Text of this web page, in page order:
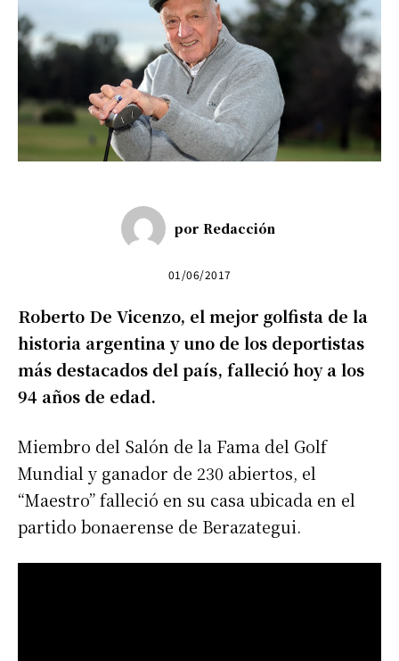
por Redacción
01/06/2017
Roberto De Vicenzo, el mejor golfista de la
historia argentina y uno de los deportistas
más destacados del país, falleció hoy a los
94 años de edad.
Miembro del Salón de la Fama del Golf
Mundial y ganador de 230 abiertos, el
“Maestro” falleció en su casa ubicada en el
partido bonaerense de Berazategui.